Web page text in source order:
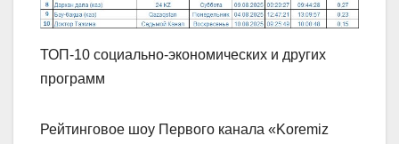
ТОП-10 социально-экономических и других
программ
Рейтинговое шоу Первого канала «Koremiz